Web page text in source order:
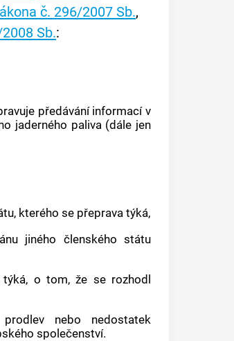
č. 296/2007 Sb.,
Sb.:
předávání informací v
jaderného paliva (dále jen
kterého se přeprava týká,
jiného členského státu
týká, o tom, že se rozhodl
nebo nedostatek
společenství.